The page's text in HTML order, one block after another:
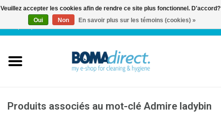
FR| 0 Articles
Service client
Produits associés au mot-clé Admire ladybin
Veuillez accepter les cookies afin de rendre ce site plus fonctionnel. D'accord?
Oui
Non En savoir plus sur les témoins (cookies) »